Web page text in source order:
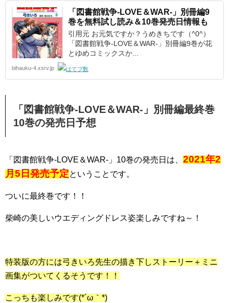
「図書館戦争-LOVE＆WAR-」別冊編9
巻を無料試し読み＆10巻発売日情報も
引用元 お元気ですか？うめきちです（^0^）
「図書館戦争-LOVE＆WAR-」別冊編9巻が花
とゆめコミックスか...
bihauku-4.xsrv.jp
「図書館戦争-LOVE＆WAR-」別冊編最終巻
10巻の発売日予想
「図書館戦争-LOVE＆WAR-」10巻の発売日は、 2021年2
月5日発売予定ということです。
ついに最終巻です！！
柴崎の美しいウエディングドレス姿楽しみですね～！
特装版の方には弓きいろ先生の描き下しストーリー＋ミニ
画集がついてくるそうです！！
こっちも楽しみです(*´ω｀*)